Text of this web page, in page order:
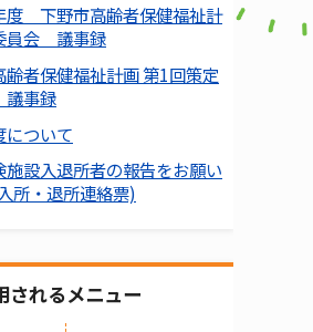
度 下野市高齢者保健福祉計
員会 議事録
齢者保健福祉計画 第1回策定
事録
について
施設入退所者の報告をお願い
所・退所連絡票)
されるメニュー